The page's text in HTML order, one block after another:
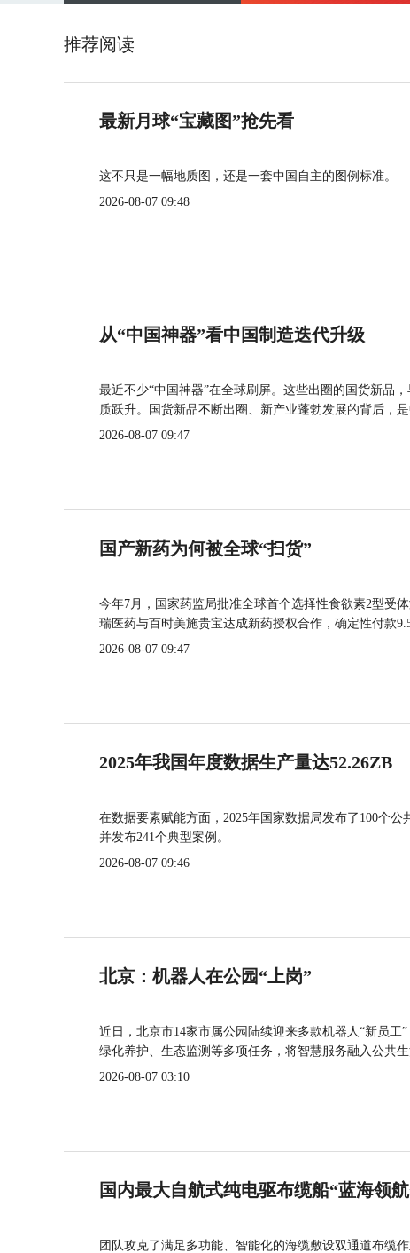
推荐阅读
最新月球“宝藏图”抢先看
这不只是一幅地质图，还是一套中国自主的图例标准。
2026-08-07 09:48
从“中国神器”看中国制造迭代升级
最近不少“中国神器”在全球刷屏。这些出圈的国货新品
质跃升。国货新品不断出圈、新产业蓬勃发展的背后，是
2026-08-07 09:47
国产新药为何被全球“扫货”
今年7月，国家药监局批准全球首个选择性食欲素2型受
瑞医药与百时美施贵宝达成新药授权合作，确定性付款
2026-08-07 09:47
2025年我国年度数据生产量达52.26ZB
在数据要素赋能方面，2025年国家数据局发布了100个
并发布241个典型案例。
2026-08-07 09:46
北京：机器人在公园“上岗”
近日，北京市14家市属公园陆续迎来多款机器人“新员
绿化养护、生态监测等多项任务，将智慧服务融入公共生
2026-08-07 03:10
国内最大自航式纯电驱布缆船“蓝海领
团队攻克了满足多功能、智能化的海缆敷设双通道布缆